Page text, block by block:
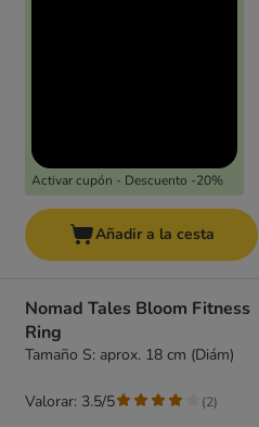
Activar cupón - Descuento -20%
Añadir a la cesta
Nomad Tales Bloom Fitness
Ring
Tamaño S: aprox. 18 cm (Diám)
Valorar: 3.5/5 (2)